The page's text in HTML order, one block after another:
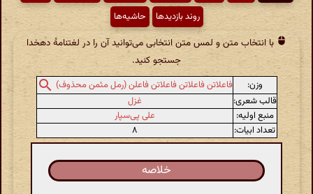
روند بازدیدها
حاشیه‌ها
با انتخاب متن و لمس متن انتخابی می‌توانید آن را در لغتنامهٔ دهخدا
جستجو کنید.
وزن:
فاعلاتن فاعلاتن فاعلاتن فاعلن (رمل مثمن محذوف)
قالب شعری:
غزل
منبع اولیه:
علی پی‌سپار
تعداد ابیات:
۸
خلاصه